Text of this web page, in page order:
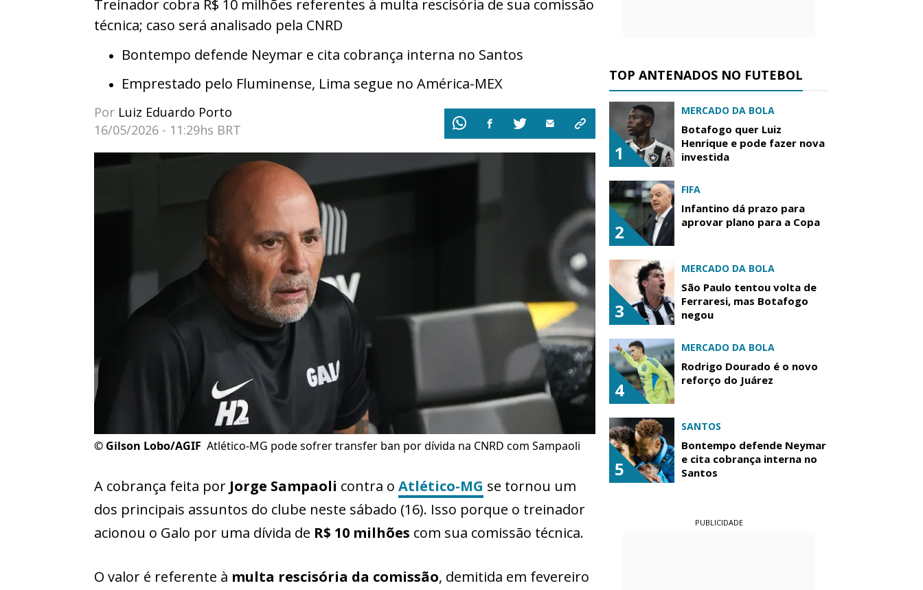
Treinador cobra R$ 10 milhões referentes à multa rescisória de sua comissão
técnica; caso será analisado pela CNRD
Bontempo defende Neymar e cita cobrança interna no Santos
Emprestado pelo Fluminense, Lima segue no América-MEX
Por Luiz Eduardo Porto
16/05/2026 - 11:29hs BRT
© Gilson Lobo/AGIF Atlético-MG pode sofrer transfer ban por dívida na CNRD com Sampaoli
A cobrança feita por Jorge Sampaoli contra o Atlético-MG se tornou um
dos principais assuntos do clube neste sábado (16). Isso porque o treinador
acionou o Galo por uma dívida de R$ 10 milhões com sua comissão técnica.
O valor é referente à multa rescisória da comissão, demitida em fevereiro
TOP ANTENADOS NO FUTEBOL
1
MERCADO DA BOLA
Botafogo quer Luiz
Henrique e pode fazer nova
investida
2
FIFA
Infantino dá prazo para
aprovar plano para a Copa
3
MERCADO DA BOLA
São Paulo tentou volta de
Ferraresi, mas Botafogo
negou
4
MERCADO DA BOLA
Rodrigo Dourado é o novo
reforço do Juárez
5
SANTOS
Bontempo defende Neymar
e cita cobrança interna no
Santos
PUBLICIDADE